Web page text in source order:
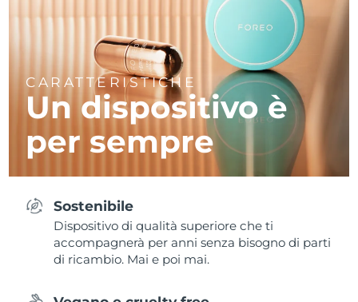
CARATTERISTICHE
Un dispositivo è
per sempre
Sostenibile
Dispositivo di qualità superiore che ti
accompagnerà per anni senza bisogno di parti
di ricambio. Mai e poi mai.